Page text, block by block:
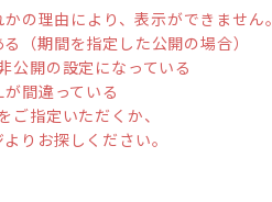
の理由により、表示ができません。
（期間を指定した公開の場合）
公開の設定になっている
が間違っている
ご指定いただくか、
りお探しください。